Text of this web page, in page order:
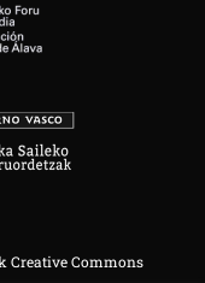
Creative Commons